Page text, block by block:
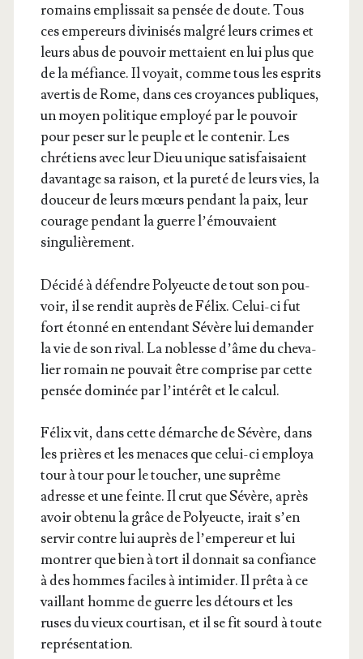
romains emplis­sait sa pen­sée de doute. Tous
ces empe­reurs divi­ni­sés mal­gré leurs crimes et
leurs abus de pou­voir met­taient en lui plus que
de la méfiance. Il voyait, comme tous les esprits
aver­tis de Rome, dans ces croyances publiques,
un moyen poli­tique employé par le pou­voir
pour peser sur le peuple et le conte­nir. Les
chré­tiens avec leur Dieu unique satis­fai­saient
davan­tage sa rai­son, et la pure­té de leurs vies, la
dou­ceur de leurs mœurs pen­dant la paix, leur
cou­rage pen­dant la guerre l’é­mou­vaient
singulièrement.
Déci­dé à défendre Poly­eucte de tout son pou­
voir, il se ren­dit auprès de Félix. Celui-ci fut
fort éton­né en enten­dant Sévère lui deman­der
la vie de son rival. La noblesse d’âme du che­va­
lier romain ne pou­vait être com­prise par cette
pen­sée domi­née par l’in­té­rêt et le calcul.
Félix vit, dans cette démarche de Sévère, dans
les prières et les menaces que celui-ci employa
tour à tour pour le tou­cher, une suprême
adresse et une feinte. Il crut que Sévère, après
avoir obte­nu la grâce de Poly­eucte, irait s’en
ser­vir contre lui auprès de l’empereur et lui
mon­trer que bien à tort il don­nait sa confiance
à des hommes faciles à inti­mi­der. Il prê­ta à ce
vaillant homme de guerre les détours et les
ruses du vieux cour­ti­san, et il se fit sourd à toute
représentation.